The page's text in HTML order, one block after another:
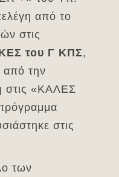
από το
στις
του Γ ΚΠΣ,
από την
στις «ΚΑΛΕΣ
στις
των